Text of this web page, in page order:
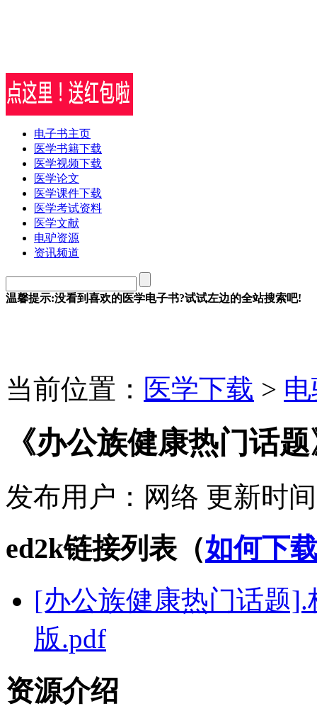
电子书主页
医学书籍下载
医学视频下载
医学论文
医学课件下载
医学考试资料
医学文献
电驴资源
资讯频道
温馨提示:没看到喜欢的医学电子书?试试左边的全站搜索吧!
当前位置： 医学下载 >
《办公族健康热门话
发布用户： 网络 更新时
ed2k链接列表（如何下
[办公族健康热门话题
版.pdf
资源介绍